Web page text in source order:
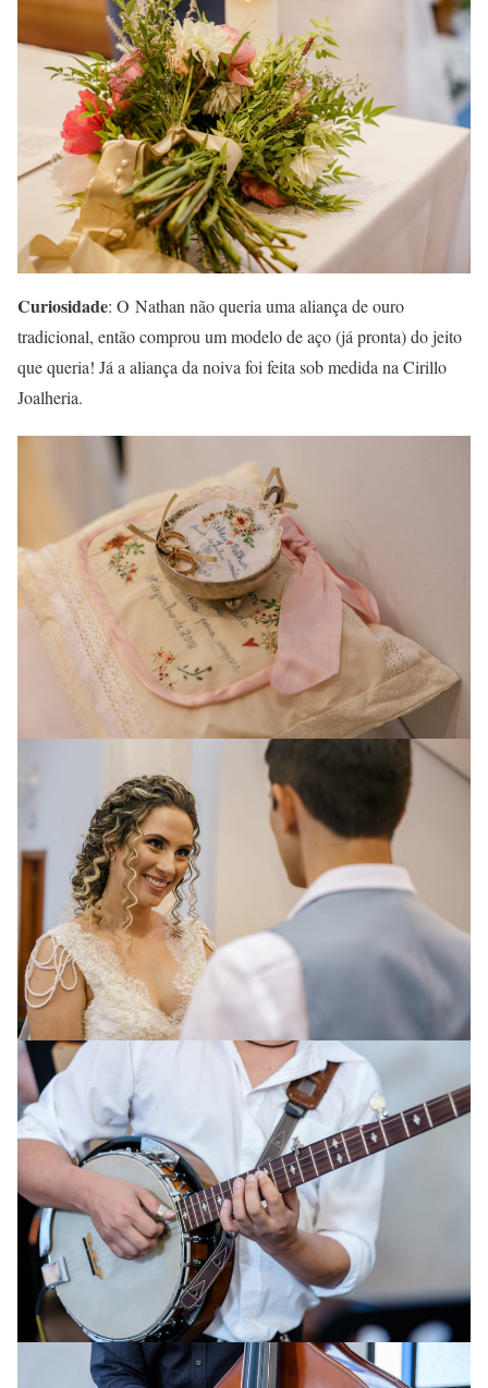
Curiosidade: O Nathan não queria uma aliança de ouro
tradicional, então comprou um modelo de aço (já pronta) do jeito
que queria! Já a aliança da noiva foi feita sob medida na Cirillo
Joalheria.